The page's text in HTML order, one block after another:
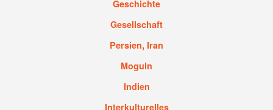
Geschichte
Gesellschaft
Persien, Iran
Moguln
Indien
Interkulturelles